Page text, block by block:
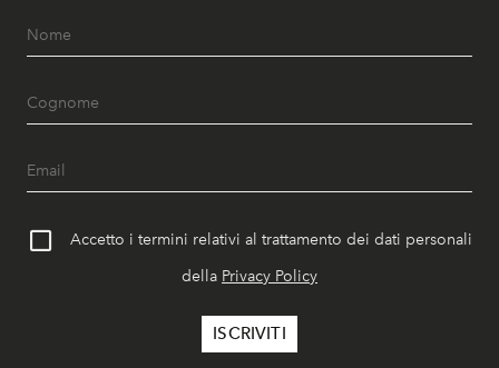
Accetto i termini relativi al trattamento dei dati personali
della Privacy Policy